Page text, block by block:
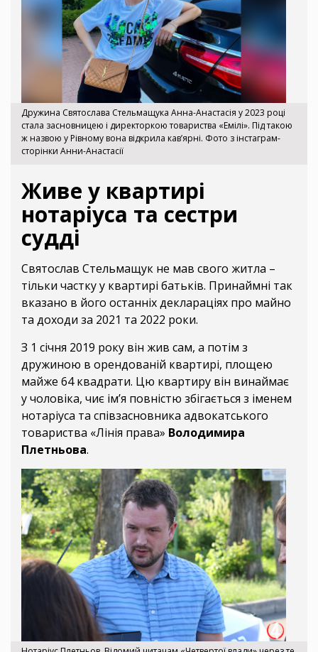
Дружина Святослава Стельмащука Анна-Анастасія у 2023 році
стала засновницею і директоркою товариства «Емілі». Під такою
ж назвою у Рівному вона відкрила кав’ярні. Фото з інстаграм-
сторінки Анни-Анастасії
Живе у квартирі
нотаріуса та сестри
судді
Святослав Стельмащук не мав свого житла –
тільки частку у квартирі батьків. Принаймні так
вказано в його останніх деклараціях про майно
та доходи за 2021 та 2022 роки.
З 1 січня 2019 року він жив сам, а потім з
дружиною в орендованій квартирі, площею
майже 64 квадрати. Цю квартиру він винаймає
у чоловіка, чиє ім’я повністю збігається з іменем
нотаріуса та співзасновника адвокатського
товариства «Лінія права» Володимира
Плетньова.